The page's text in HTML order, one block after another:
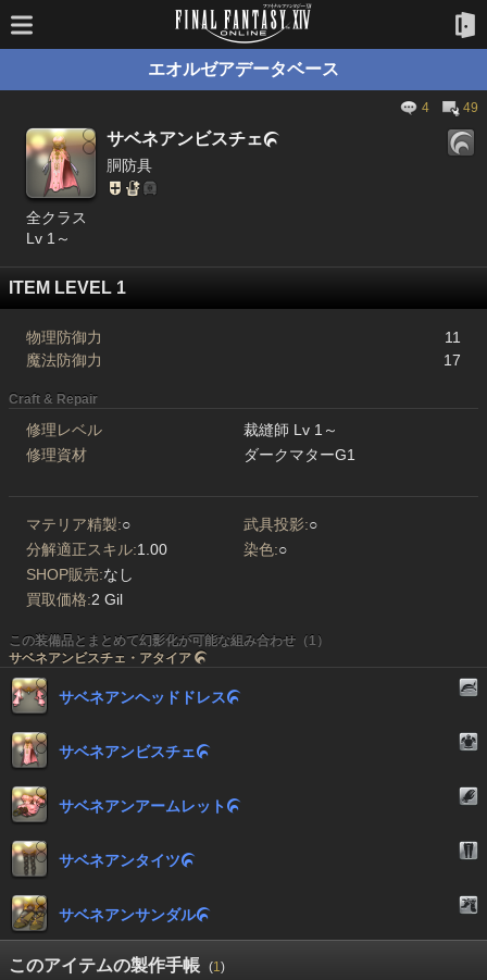
エオルゼアデータベース
4 49
サベネアンビスチェ
胴防具
全クラス
Lv 1～
ITEM LEVEL 1
物理防御力
11
魔法防御力
17
Craft & Repair
修理レベル
裁縫師 Lv 1～
修理資材
ダークマターG1
マテリア精製:○ 武具投影:○
分解適正スキル:1.00 染色:○
SHOP販売:なし
買取価格:2 Gil
この装備品とまとめて幻影化が可能な組み合わせ（1）
サベネアンビスチェ・アタイア 
サベネアンヘッドドレス
サベネアンビスチェ
サベネアンアームレット
サベネアンタイツ
サベネアンサンダル
このアイテムの製作手帳 (1)